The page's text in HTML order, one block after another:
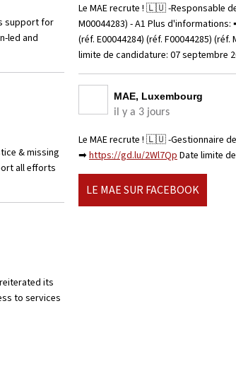
support for
led and
& missing
all efforts
its
to services
Le MAE recrute ! 🇱🇺 -Responsable
M00044283) - A1 Plus
(réf. E00044284) (réf. F00044285)
limite de candidature: 07 septembre
MAE, Luxembourg
il y a 3 jours
Le MAE recrute ! 🇱🇺 -Gestionnaire
➡https://gd.lu/2Wl7Qp Date limite
LE MAE SUR FACEBOOK